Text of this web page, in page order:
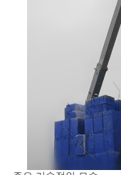
개